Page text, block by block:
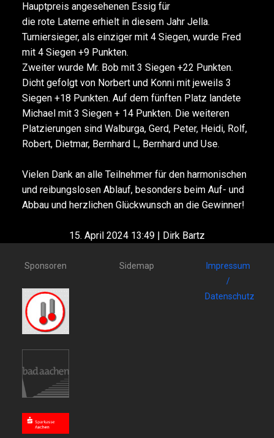
Hauptpreis angesehenen Essig für
die rote Laterne erhielt in diesem Jahr Jella.
Turniersieger, als einziger mit 4 Siegen, wurde Fred
mit 4 Siegen +9 Punkten.
Zweiter wurde Mr. Bob mit 3 Siegen +22 Punkten.
Dicht gefolgt von Norbert und Konni mit jeweils 3
Siegen +18 Punkten. Auf dem fünften Platz landete
Michael mit 3 Siegen + 14 Punkten. Die weiteren
Platzierungen sind Walburga, Gerd, Peter, Heidi, Rolf,
Robert, Dietmar, Bernhard L, Bernhard und Use.
Vielen Dank an alle Teilnehmer für den harmonischen
und reibungslosen Ablauf, besonders beim Auf- und
Abbau und herzlichen Glückwunsch an die Gewinner!
15. April 2024 13:49 | Dirk Bartz
Sponsoren Sidemap
Impressum
/
Datenschutz